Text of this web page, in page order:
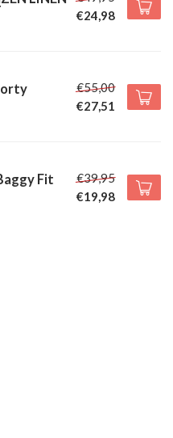
€24,98
€55,00
€27,51
Fit
€39,95
€19,98